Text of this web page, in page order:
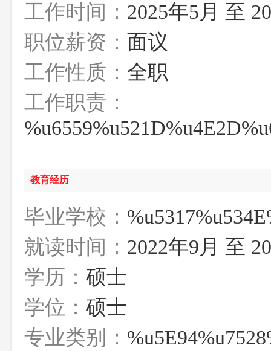
工作时间： 2025年5月 至
职位薪资： 面议
工作性质： 全职
工作职责：
教育经历
毕业学校：
就读时间： 2022年9月 至
学历： 硕士
学位： 硕士
专业类别：